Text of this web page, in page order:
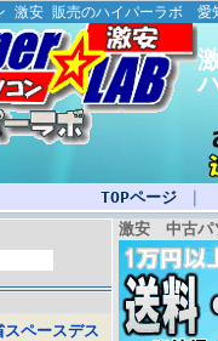
激安 販売のハイパーラボ 愛
TOPページ
ペースデス
激安 中古パ